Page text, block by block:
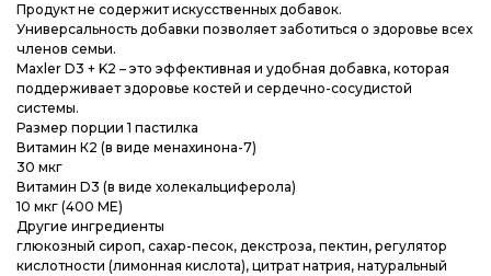
Продукт не содержит искусственных добавок.
Универсальность добавки позволяет заботиться о здоровье всех
членов семьи.
Maxler D3 + K2 – это эффективная и удобная добавка, которая
поддерживает здоровье костей и сердечно-сосудистой
системы.
Размер порции 1 пастилка
Витамин К2 (в виде менахинона-7)
30 мкг
Витамин D3 (в виде холекальциферола)
10 мкг (400 МЕ)
Другие ингредиенты
глюкозный сироп, сахар-песок, декстроза, пектин, регулятор
кислотности (лимонная кислота), цитрат натрия, натуральный